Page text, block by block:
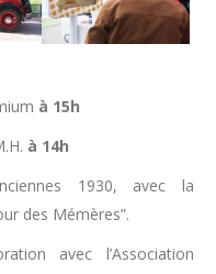
à 15h
à 14h
1930, avec la
des Mémères”.
avec l’Association